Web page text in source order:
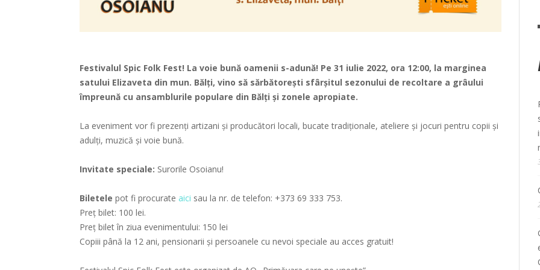
Festivalul Spic Folk Fest! La voie bună oamenii s-adună! Pe 31 iulie 2022, ora 12:00, la marginea
satului Elizaveta din mun. Bălți, vino să sărbătorești sfârșitul sezonului de recoltare a grâului
împreună cu ansamblurile populare din Bălți și zonele apropiate.
La eveniment vor fi prezenți artizani și producători locali, bucate tradiționale, ateliere și jocuri pentru copii și
adulți, muzică și voie bună.
Invitate speciale: Surorile Osoianu!
Biletele pot fi procurate aici sau la nr. de telefon: +373 69 333 753.
Preț bilet: 100 lei.
Preț bilet în ziua evenimentului: 150 lei
Copiii până la 12 ani, pensionarii și persoanele cu nevoi speciale au acces gratuit!